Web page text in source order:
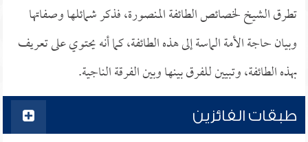
تطرق الشيخ لخصائص الطائفة المنصورة، فذكر شمائلها وصفاتها
وبيان حاجة الأمة الماسة إلى هذه الطائفة، كما أنه يحتوي على تعريف
بهذه الطائفة، وتبيين للفرق بينها وبين الفرقة الناجية.
طبقات الفائزين